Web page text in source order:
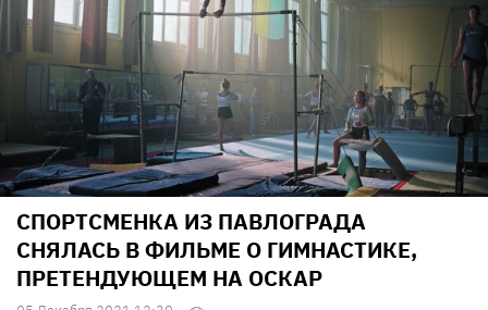
СПОРТСМЕНКА ИЗ ПАВЛОГРАДА
СНЯЛАСЬ В ФИЛЬМЕ О ГИМНАСТИКЕ,
ПРЕТЕНДУЮЩЕМ НА ОСКАР